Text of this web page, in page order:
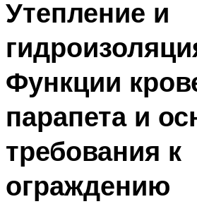
Утепление и
Функции
парапета и
требования к
ограждению